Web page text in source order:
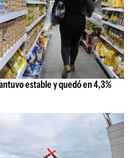
estable y quedó en 4,3%